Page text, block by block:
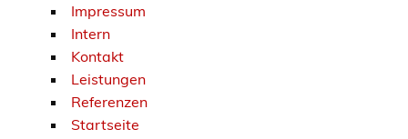
Impressum
Intern
Kontakt
Leistungen
Referenzen
Startseite